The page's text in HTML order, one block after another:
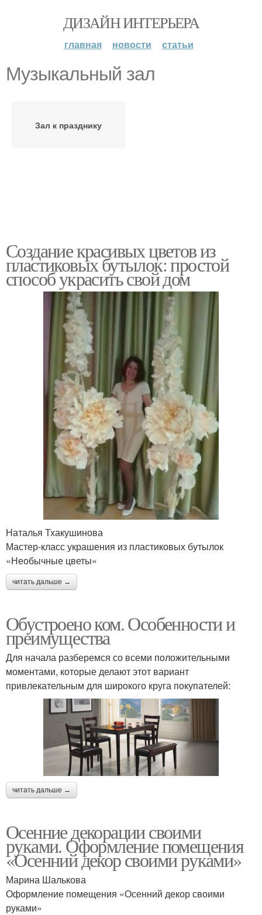
ДИЗАЙН ИНТЕРЬЕРА
главная новости статьи
Музыкальный зал
Зал к празднику
Создание красивых цветов из
пластиковых бутылок: простой
способ украсить свой дом
Наталья Тхакушинова
Мастер-класс украшения из пластиковых бутылок
«Необычные цветы»
читать дальше →
Обустроено ком. Особенности и
преимущества
Для начала разберемся со всеми положительными
моментами, которые делают этот вариант
привлекательным для широкого круга покупателей:
читать дальше →
Осенние декорации своими
руками. Оформление помещения
«Осенний декор своими руками»
Марина Шалькова
Оформление помещения «Осенний декор своими
руками»